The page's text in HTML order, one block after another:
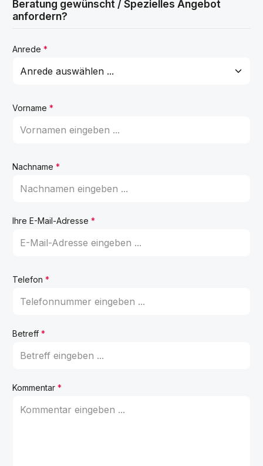
Beratung gewünscht / Spezielles Angebot
anfordern?
Anrede *
Vorname *
Nachname *
Ihre E-Mail-Adresse *
Telefon *
Betreff *
Kommentar *